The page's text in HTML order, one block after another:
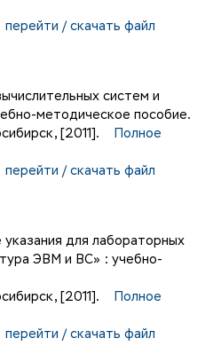
перейти / скачать файл
систем и
методическое пособие.
[2011].
Полное
перейти / скачать файл
для лабораторных
ЭВМ и ВС» : учебно-
[2011].
Полное
перейти / скачать файл